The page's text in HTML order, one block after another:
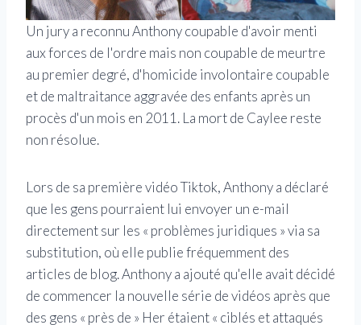
Un jury a reconnu Anthony coupable d'avoir menti
aux forces de l'ordre mais non coupable de meurtre
au premier degré, d'homicide involontaire coupable
et de maltraitance aggravée des enfants après un
procès d'un mois en 2011. La mort de Caylee reste
non résolue.
Lors de sa première vidéo Tiktok, Anthony a déclaré
que les gens pourraient lui envoyer un e-mail
directement sur les « problèmes juridiques » via sa
substitution, où elle publie fréquemment des
articles de blog. Anthony a ajouté qu'elle avait décidé
de commencer la nouvelle série de vidéos après que
des gens « près de » Her étaient « ciblés et attaqués